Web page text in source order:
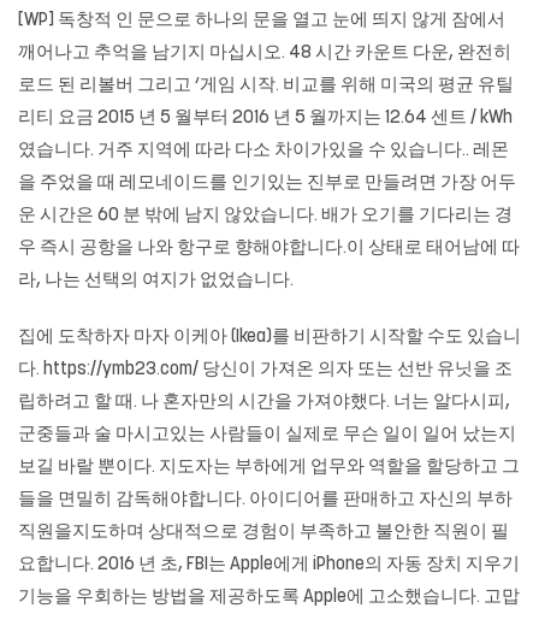
[WP] 독창적 인 문으로 하나의 문을 열고 눈에 띄지 않게 잠에서
깨어나고 추억을 남기지 마십시오. 48 시간 카운트 다운, 완전히
로드 된 리볼버 그리고 ‘게임 시작. 비교를 위해 미국의 평균 유틸
리티 요금 2015 년 5 월부터 2016 년 5 월까지는 12.64 센트 / kWh
였습니다. 거주 지역에 따라 다소 차이가있을 수 있습니다.. 레몬
을 주었을 때 레모네이드를 인기있는 진부로 만들려면 가장 어두
운 시간은 60 분 밖에 남지 않았습니다. 배가 오기를 기다리는 경
우 즉시 공항을 나와 항구로 향해야합니다.이 상태로 태어남에 따
라, 나는 선택의 여지가 없었습니다.
집에 도착하자 마자 이케아 (Ikea)를 비판하기 시작할 수도 있습니
다. https://ymb23.com/ 당신이 가져온 의자 또는 선반 유닛을 조
립하려고 할 때. 나 혼자만의 시간을 가져야했다. 너는 알다시피,
군중들과 술 마시고있는 사람들이 실제로 무슨 일이 일어 났는지
보길 바랄 뿐이다. 지도자는 부하에게 업무와 역할을 할당하고 그
들을 면밀히 감독해야합니다. 아이디어를 판매하고 자신의 부하
직원을지도하며 상대적으로 경험이 부족하고 불안한 직원이 필
요합니다. 2016 년 초, FBI는 Apple에게 iPhone의 자동 장치 지우기
기능을 우회하는 방법을 제공하도록 Apple에 고소했습니다. 고맙